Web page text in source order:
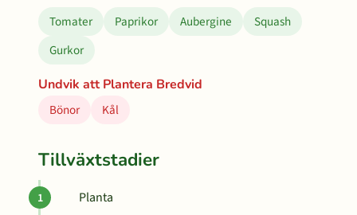
Tomater Paprikor Aubergine
Squash
Gurkor
Undvik att Plantera Bredvid
Bönor
Kål
Tillväxtstadier
Planta